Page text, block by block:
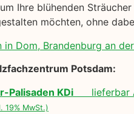
Ihre blühenden
möchten, ohne
in Dom, Brandenburg an
Potsdam:
Palisaden KDi lieferbar
19% MwSt.)